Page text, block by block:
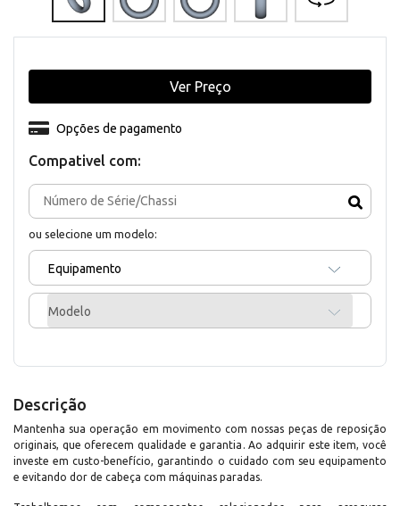
Compativel com:
ou selecione um modelo:
Equipamento
Modelo
Opções de pagamento
Ver Preço
Descrição
Mantenha sua operação em movimento com nossas peças de reposição
originais, que oferecem qualidade e garantia. Ao adquirir este item, você
investe em custo-benefício, garantindo o cuidado com seu equipamento
e evitando dor de cabeça com máquinas paradas.